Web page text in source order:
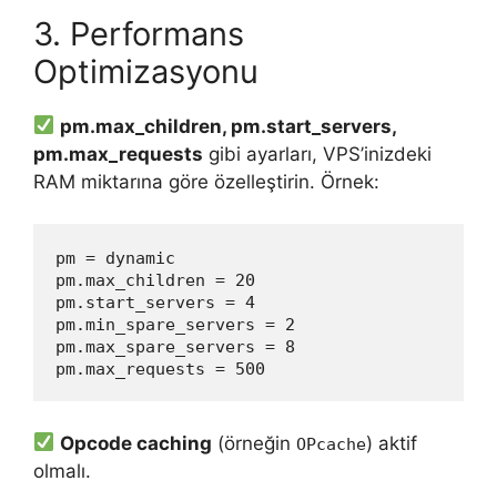
3. Performans
Optimizasyonu
pm.max_children, pm.start_servers,
pm.max_requests gibi ayarları, VPS’inizdeki
RAM miktarına göre özelleştirin. Örnek:
pm = dynamic
pm.max_children = 20
pm.start_servers = 4
pm.min_spare_servers = 2
pm.max_spare_servers = 8
pm.max_requests = 500
Opcode caching (örneğinOPcache) aktif
olmalı.